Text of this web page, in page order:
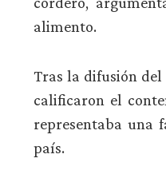
alimento.
Tras la difusión del
calificaron el
representaba una
país.